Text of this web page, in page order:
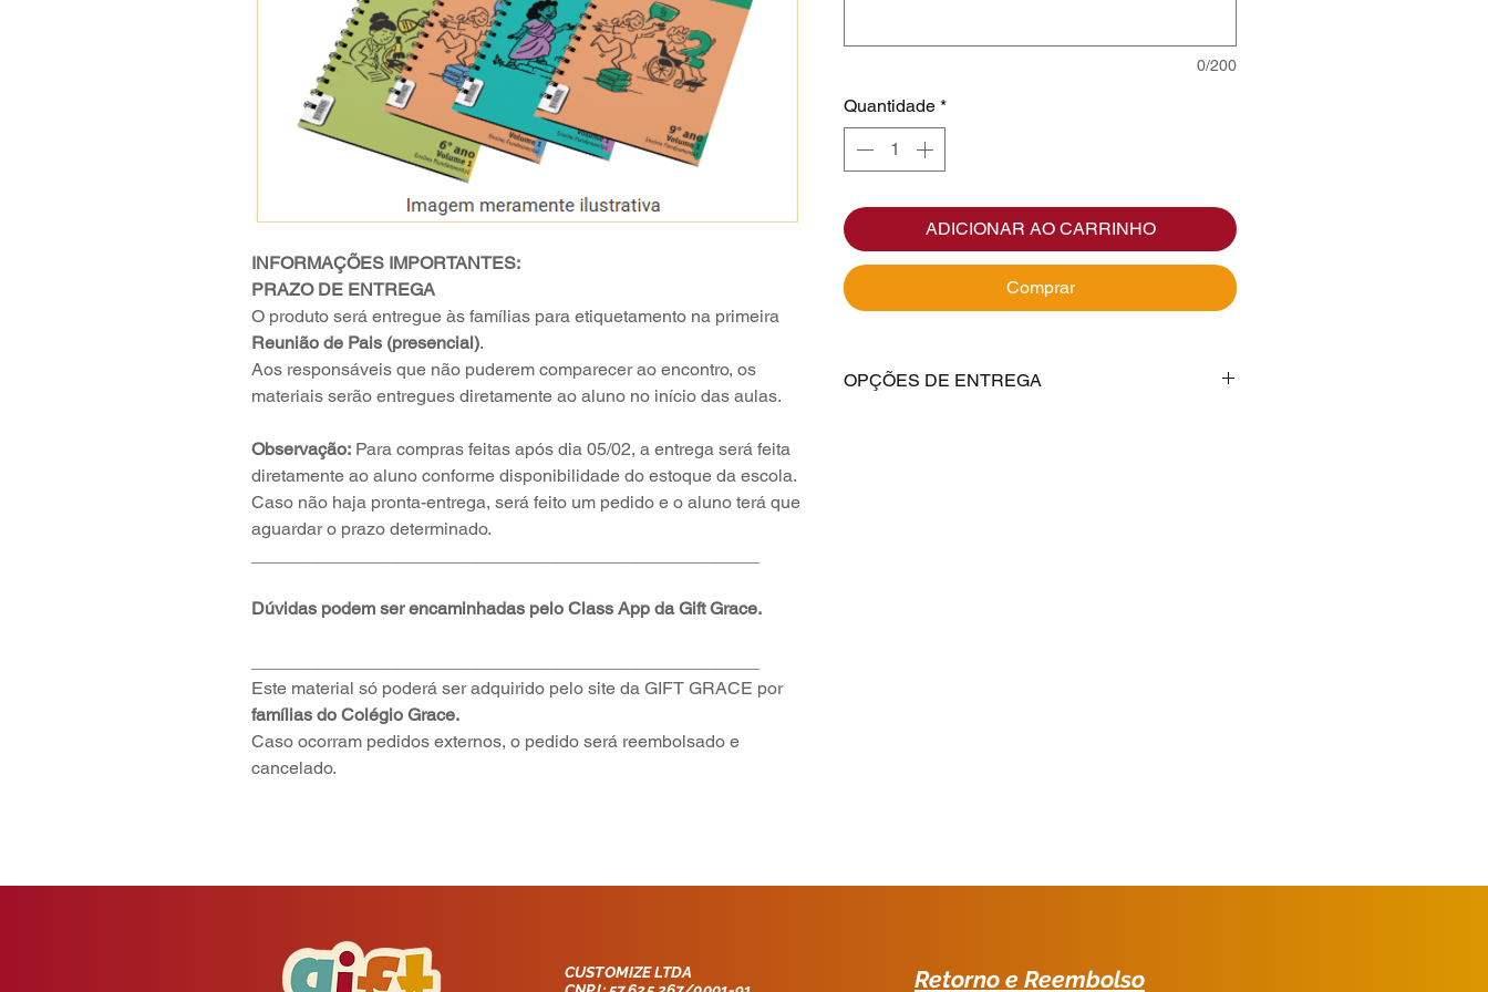
INFORMAÇÕES IMPORTANTES:
PRAZO DE ENTREGA
O produto será entregue às famílias para etiquetamento na primeira
Reunião de Pais (presencial).
Aos responsáveis que não puderem comparecer ao encontro, os
materiais serão entregues diretamente ao aluno no início das aulas.
Observação: Para compras feitas após dia 05/02, a entrega será feita
diretamente ao aluno conforme disponibilidade do estoque da escola.
Caso não haja pronta-entrega, será feito um pedido e o aluno terá que
aguardar o prazo determinado.
Dúvidas podem ser encaminhadas pelo Class App da Gift Grace.
Este material só poderá ser adquirido pelo site da GIFT GRACE por
famílias do Colégio Grace.
Caso ocorram pedidos externos, o pedido será reembolsado e
cancelado.
0/200
Quantidade *
ADICIONAR AO CARRINHO
Comprar
OPÇÕES DE ENTREGA
CUSTOMIZE LTDA
Retorno e Reembolso